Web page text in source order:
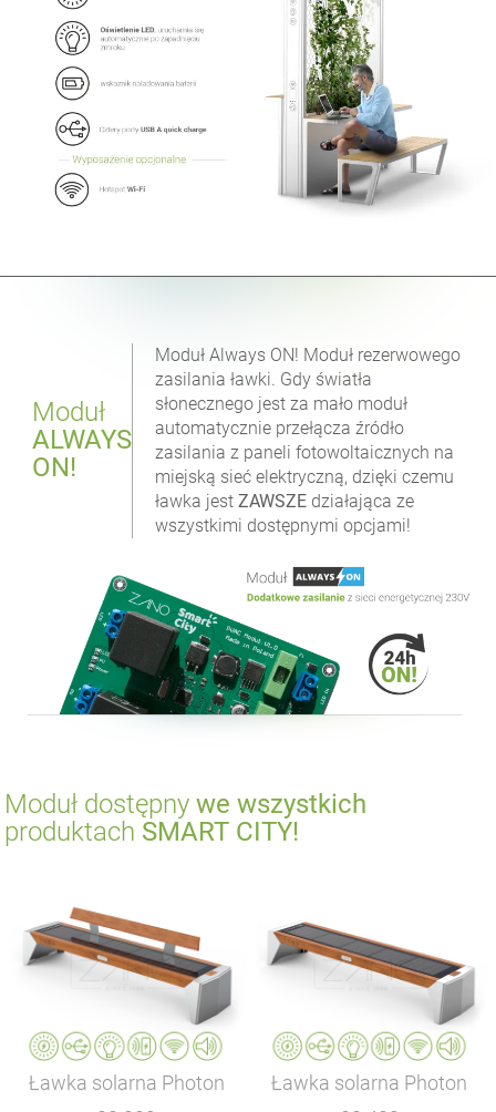
Moduł
ALWAYS
ON!
Moduł Always ON! Moduł rezerwowego
zasilania ławki. Gdy światła
słonecznego jest za mało moduł
automatycznie przełącza źródło
zasilania z paneli fotowoltaicznych na
miejską sieć elektryczną, dzięki czemu
ławka jestZAWSZE działająca ze
wszystkimi dostępnymi opcjami!
Moduł dostępnywe wszystkich
produktach SMART CITY!
Ławka solarna Photon
Ławka solarna Photon